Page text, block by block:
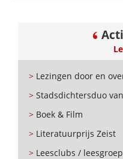
> Lezingen door en
> Stadsdichtersduo
> Boek & Film
> Literatuurprijs Zeist
> Leesclubs /